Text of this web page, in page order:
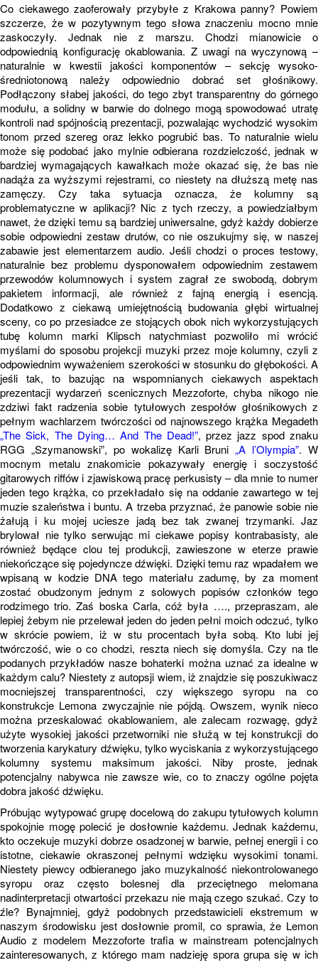
Co ciekawego zaoferowały przybyłe z Krakowa panny? Powiem
szczerze, że w pozytywnym tego słowa znaczeniu mocno mnie
zaskoczyły. Jednak nie z marszu. Chodzi mianowicie o
odpowiednią konfigurację okablowania. Z uwagi na wyczynową –
naturalnie w kwestii jakości komponentów – sekcję wysoko-
średniotonową należy odpowiednio dobrać set głośnikowy.
Podłączony słabej jakości, do tego zbyt transparentny do górnego
modułu, a solidny w barwie do dolnego mogą spowodować utratę
kontroli nad spójnością prezentacji, pozwalając wychodzić wysokim
tonom przed szereg oraz lekko pogrubić bas. To naturalnie wielu
może się podobać jako mylnie odbierana rozdzielczość, jednak w
bardziej wymagających kawałkach może okazać się, że bas nie
nadąża za wyższymi rejestrami, co niestety na dłuższą metę nas
zamęczy. Czy taka sytuacja oznacza, że kolumny są
problematyczne w aplikacji? Nic z tych rzeczy, a powiedziałbym
nawet, że dzięki temu są bardziej uniwersalne, gdyż każdy dobierze
sobie odpowiedni zestaw drutów, co nie oszukujmy się, w naszej
zabawie jest elementarzem audio. Jeśli chodzi o proces testowy,
naturalnie bez problemu dysponowałem odpowiednim zestawem
przewodów kolumnowych i system zagrał ze swobodą, dobrym
pakietem informacji, ale również z fajną energią i esencją.
Dodatkowo z ciekawą umiejętnością budowania głębi wirtualnej
sceny, co po przesiadce ze stojących obok nich wykorzystujących
tubę kolumn marki Klipsch natychmiast pozwoliło mi wrócić
myślami do sposobu projekcji muzyki przez moje kolumny, czyli z
odpowiednim wyważeniem szerokości w stosunku do głębokości. A
jeśli tak, to bazując na wspomnianych ciekawych aspektach
prezentacji wydarzeń scenicznych Mezzoforte, chyba nikogo nie
zdziwi fakt radzenia sobie tytułowych zespołów głośnikowych z
pełnym wachlarzem twórczości od najnowszego krążka Megadeth
„The Sick, The Dying… And The Dead!”, przez jazz spod znaku
RGG „Szymanowski”, po wokalizę Karli Bruni„A l’Olympia”. W
mocnym metalu znakomicie pokazywały energię i soczystość
gitarowych riffów i zjawiskową pracę perkusisty – dla mnie to numer
jeden tego krążka, co przekładało się na oddanie zawartego w tej
muzie szaleństwa i buntu. A trzeba przyznać, że panowie sobie nie
żałują i ku mojej uciesze jadą bez tak zwanej trzymanki. Jaz
brylował nie tylko serwując mi ciekawe popisy kontrabasisty, ale
również będące clou tej produkcji, zawieszone w eterze prawie
niekończące się pojedyncze dźwięki. Dzięki temu raz wpadałem we
wpisaną w kodzie DNA tego materiału zadumę, by za moment
zostać obudzonym jednym z solowych popisów członków tego
rodzimego trio. Zaś boska Carla, cóż była …., przepraszam, ale
lepiej żebym nie przelewał jeden do jeden pełni moich odczuć, tylko
w skrócie powiem, iż w stu procentach była sobą. Kto lubi jej
twórczość, wie o co chodzi, reszta niech się domyśla. Czy na tle
podanych przykładów nasze bohaterki można uznać za idealne w
każdym calu? Niestety z autopsji wiem, iż znajdzie się poszukiwacz
mocniejszej transparentności, czy większego syropu na co
konstrukcje Lemona zwyczajnie nie pójdą. Owszem, wynik nieco
można przeskalować okablowaniem, ale zalecam rozwagę, gdyż
użyte wysokiej jakości przetworniki nie służą w tej konstrukcji do
tworzenia karykatury dźwięku, tylko wyciskania z wykorzystującego
kolumny systemu maksimum jakości. Niby proste, jednak
potencjalny nabywca nie zawsze wie, co to znaczy ogólne pojęta
dobra jakość dźwięku.
Próbując wytypować grupę docelową do zakupu tytułowych kolumn
spokojnie mogę polecić je dosłownie każdemu. Jednak każdemu,
kto oczekuje muzyki dobrze osadzonej w barwie, pełnej energii i co
istotne, ciekawie okraszonej pełnymi wdzięku wysokimi tonami.
Niestety piewcy odbieranego jako muzykalność niekontrolowanego
syropu oraz często bolesnej dla przeciętnego melomana
nadinterpretacji otwartości przekazu nie mają czego szukać. Czy to
źle? Bynajmniej, gdyż podobnych przedstawicieli ekstremum w
naszym środowisku jest dosłownie promil, co sprawia, że Lemon
Audio z modelem Mezzoforte trafia w mainstream potencjalnych
zainteresowanych, z którego mam nadzieję spora grupa się w ich